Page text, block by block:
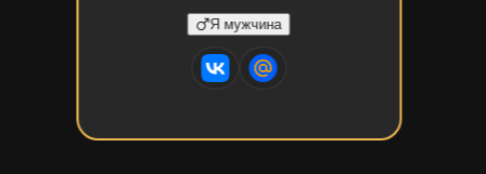
Я мужчина